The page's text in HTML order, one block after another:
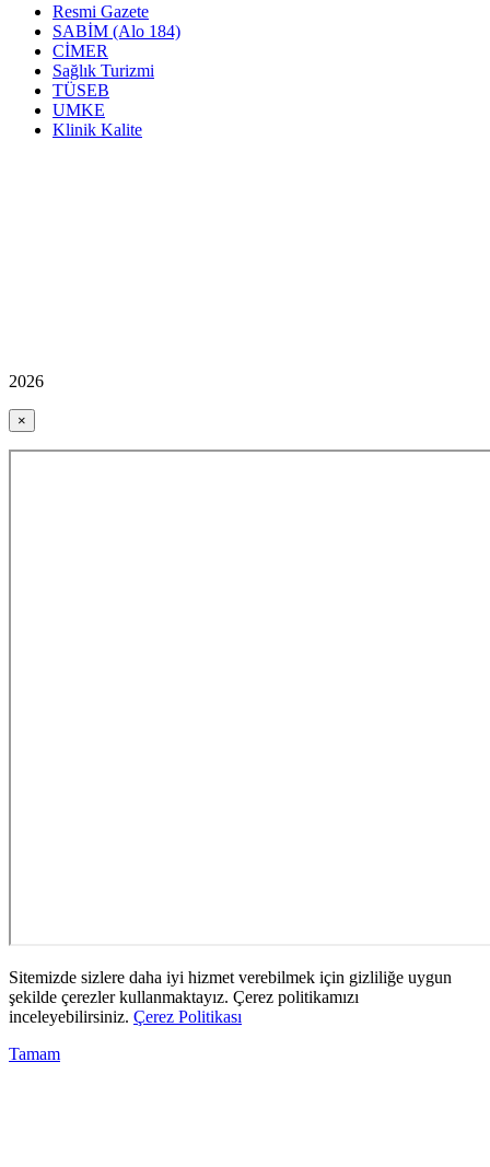
Resmi Gazete
SABİM (Alo 184)
CİMER
Sağlık Turizmi
TÜSEB
UMKE
Klinik Kalite
2026
×
Sitemizde sizlere daha iyi hizmet verebilmek için gizliliğe uygun
şekilde çerezler kullanmaktayız. Çerez politikamızı
inceleyebilirsiniz. Çerez Politikası
Tamam